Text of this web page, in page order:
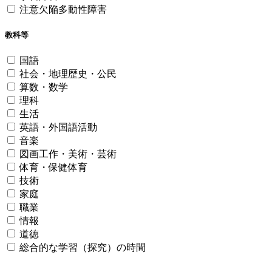
注意欠陥多動性障害
教科等
国語
社会・地理歴史・公民
算数・数学
理科
生活
英語・外国語活動
音楽
図画工作・美術・芸術
体育・保健体育
技術
家庭
職業
情報
道徳
総合的な学習（探究）の時間